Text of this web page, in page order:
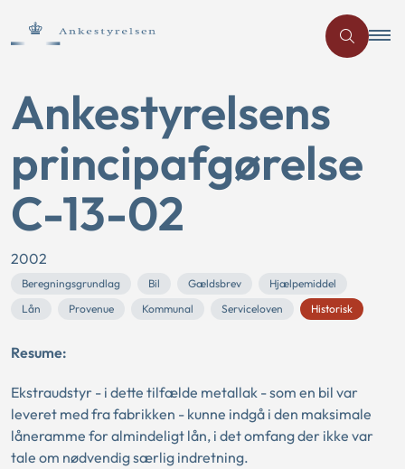
Ankestyrelsens
principafgørelse
C-13-02
2002
Beregningsgrundlag Bil Gældsbrev
Hjælpemiddel
Lån
Provenue Kommunal Serviceloven Historisk
Resume:
Ekstraudstyr - i dette tilfælde metallak - som en bil var
leveret med fra fabrikken - kunne indgå i den maksimale
låneramme for almindeligt lån, i det omfang der ikke var
tale om nødvendig særlig indretning.